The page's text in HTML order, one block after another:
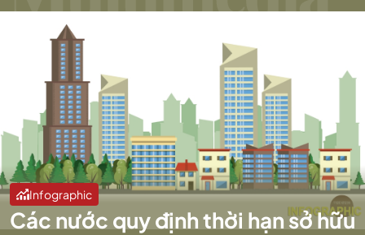
Infographic
Các nước quy định thời hạn sở hữu